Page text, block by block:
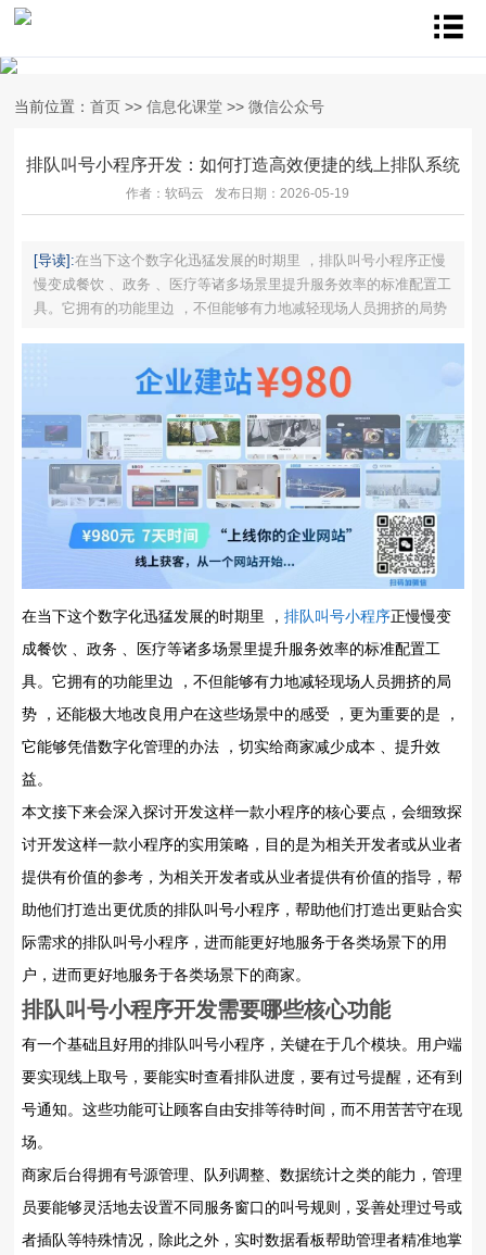
当前位置： 首页 >> 信息化课堂 >> 微信公众号
排队叫号小程序开发：如何打造高效便捷的线上排队系统
作者：软码云 发布日期：2026-05-19
[导读]:在当下这个数字化迅猛发展的时期里 ，排队叫号小程序正慢
慢变成餐饮 、政务 、医疗等诸多场景里提升服务效率的标准配置工
具。它拥有的功能里边 ，不但能够有力地减轻现场人员拥挤的局势
在当下这个数字化迅猛发展的时期里 ， 排队叫号小程序正慢慢变
成餐饮 、政务 、医疗等诸多场景里提升服务效率的标准配置工
具。它拥有的功能里边 ，不但能够有力地减轻现场人员拥挤的局
势 ，还能极大地改良用户在这些场景中的感受 ，更为重要的是 ，
它能够凭借数字化管理的办法 ，切实给商家减少成本 、提升效
益。
本文接下来会深入探讨开发这样一款小程序的核心要点，会细致探
讨开发这样一款小程序的实用策略，目的是为相关开发者或从业者
提供有价值的参考，为相关开发者或从业者提供有价值的指导，帮
助他们打造出更优质的排队叫号小程序，帮助他们打造出更贴合实
际需求的排队叫号小程序，进而能更好地服务于各类场景下的用
户，进而更好地服务于各类场景下的商家。
排队叫号小程序开发需要哪些核心功能
有一个基础且好用的排队叫号小程序，关键在于几个模块。用户端
要实现线上取号，要能实时查看排队进度，要有过号提醒，还有到
号通知。这些功能可让顾客自由安排等待时间，而不用苦苦守在现
场。
商家后台得拥有号源管理、队列调整、数据统计之类的能力，管理
员要能够灵活地去设置不同服务窗口的叫号规则，妥善处理过号或
者插队等特殊情况，除此之外，实时数据看板帮助管理者精准地掌